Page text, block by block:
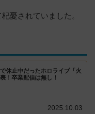
憂されていました。
で休止中だったホロライブ「火
！卒業配信は無し！
2025.10.03